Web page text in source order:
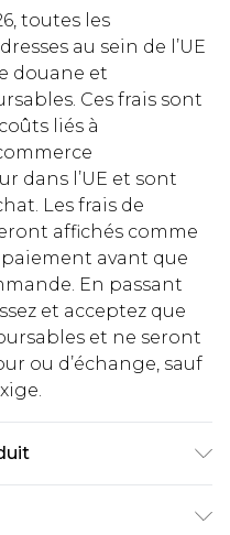
toutes les
au sein de l’UE
douane et
Ces frais sont
liés à
dans l’UE et sont
Les frais de
affichés comme
avant que
En passant
et acceptez que
et ne seront
ou d’échange, sauf